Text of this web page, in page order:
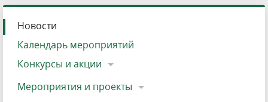
Новости
Календарь мероприятий
Конкурсы и акции
Мероприятия и проекты